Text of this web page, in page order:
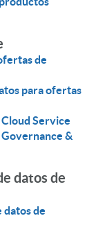
de
para ofertas
Service
&
datos de
de